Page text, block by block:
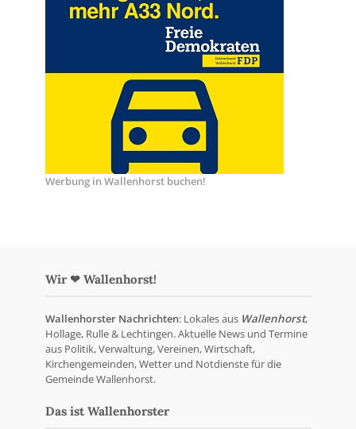
Werbung in Wallenhorst buchen!
Wir ❤ Wallenhorst!
Wallenhorster Nachrichten: Lokales aus Wallenhorst,
Hollage, Rulle & Lechtingen. Aktuelle News und Termine
aus Politik, Verwaltung, Vereinen, Wirtschaft,
Kirchengemeinden, Wetter und Notdienste für die
Gemeinde Wallenhorst.
Das ist Wallenhorster